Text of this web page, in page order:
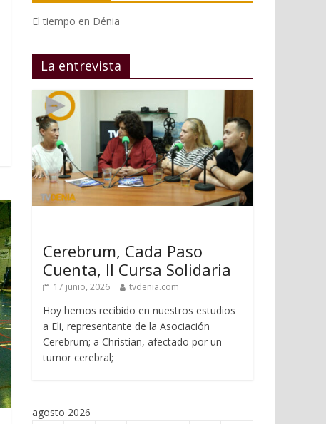
El tiempo en Dénia
La entrevista
Cerebrum, Cada Paso
Cuenta, II Cursa Solidaria
17 junio, 2026 tvdenia.com
Hoy hemos recibido en nuestros estudios
a Eli, representante de la Asociación
Cerebrum; a Christian, afectado por un
tumor cerebral;
agosto 2026